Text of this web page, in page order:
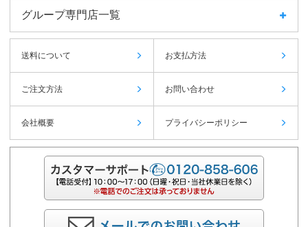
グループ専門店一覧
送料について お支払方法
ご注文方法 お問い合わせ
会社概要 プライバシーポリシー